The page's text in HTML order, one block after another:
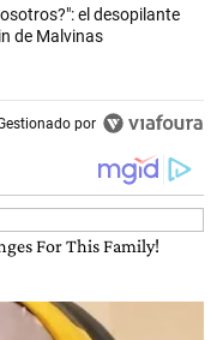
qué 'nonoslodieron' a
el desopilante
de Malvinas
por